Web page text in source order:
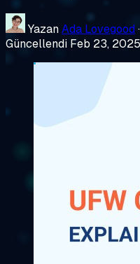
YazanAda Lovegood ·
Güncellendi Feb 23, 2025